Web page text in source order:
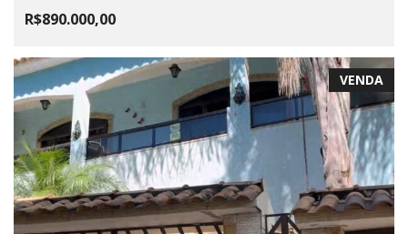
R$890.000,00
VENDA